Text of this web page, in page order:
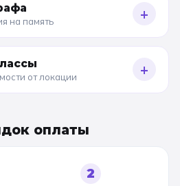
на память +
от локации +
оплаты
2